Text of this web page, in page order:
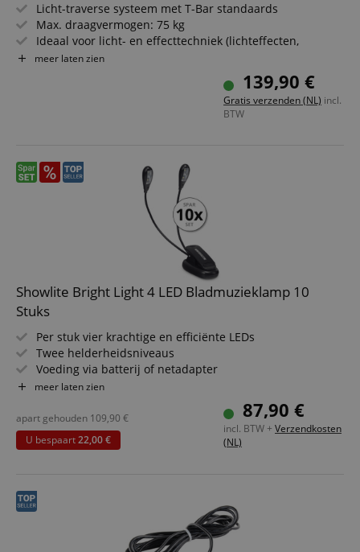
Licht-traverse systeem met T-Bar standaards
Max. draagvermogen: 75 kg
Ideaal voor licht- en effecttechniek (lichteffecten,
rookmachine etc.)
Verstelbaar in hoogte van 1,50 - 3,00 meter
meer laten zien
139,90 €
Gratis verzenden (NL) incl.
BTW
Showlite Bright Light 4 LED Bladmuzieklamp 10
Stuks
Per stuk vier krachtige en efficiënte LEDs
Twee helderheidsniveaus
Voeding via batterij of netadapter
Bijzonder gelijkmatige verlichting
Incl. batterijen en USB-kabel
meer laten zien
87,90 €
incl. BTW + Verzendkosten
(NL)
apart gehouden 109,90 €
U bespaart22,00 €